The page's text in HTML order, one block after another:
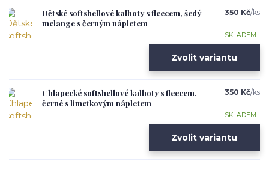
Dětské softshellové kalhoty s fleecem, šedý
melange s černým nápletem
350 Kč/ks
SKLADEM
Zvolit variantu
Chlapecké softshellové kalhoty s fleecem,
černé s limetkovým nápletem
350 Kč/ks
SKLADEM
Zvolit variantu